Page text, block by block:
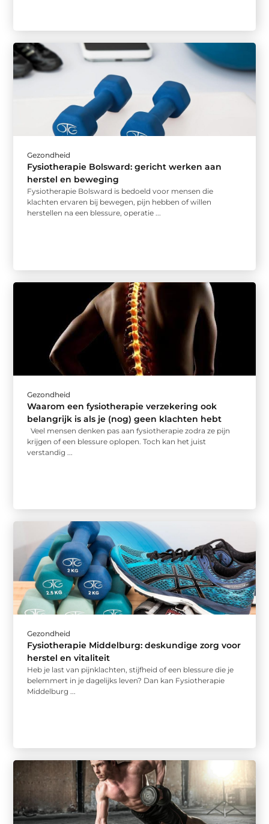
Gezondheid
Fysiotherapie Bolsward: gericht werken aan
herstel en beweging
Fysiotherapie Bolsward is bedoeld voor mensen die
klachten ervaren bij bewegen, pijn hebben of willen
herstellen na een blessure, operatie ...
Gezondheid
Waarom een fysiotherapie verzekering ook
belangrijk is als je (nog) geen klachten hebt
Veel mensen denken pas aan fysiotherapie zodra ze pijn
krijgen of een blessure oplopen. Toch kan het juist
verstandig ...
Gezondheid
Fysiotherapie Middelburg: deskundige zorg voor
herstel en vitaliteit
Heb je last van pijnklachten, stijfheid of een blessure die je
belemmert in je dagelijks leven? Dan kan Fysiotherapie
Middelburg ...